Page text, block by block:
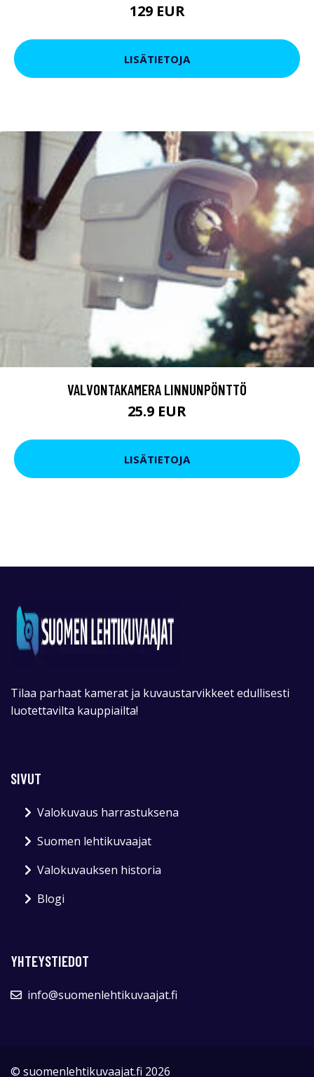
129 EUR
LISÄTIETOJA
VALVONTAKAMERA LINNUNPÖNTTÖ
25.9 EUR
LISÄTIETOJA
Tilaa parhaat kamerat ja kuvaustarvikkeet edullisesti
luotettavilta kauppiailta!
SIVUT
Valokuvaus harrastuksena
Suomen lehtikuvaajat
Valokuvauksen historia
Blogi
YHTEYSTIEDOT
info@suomenlehtikuvaajat.fi
© suomenlehtikuvaajat.fi 2026